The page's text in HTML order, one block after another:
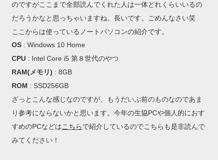
のですがここまで全部読んでくれた人は一体どれくらいいるの
だろうかなと思っちゃいますね。長いです。ごめんなさい笑
ここからは使っているノートパソコンの紹介です。
OS: Windows 10 Home
CPU: Intel Core i5 第８世代のやつ
RAM(メモリ) : 8GB
ROM : SSD256GB
ざっとこんな感じなのですが、もうだいぶ前のものなのであま
り参考にならないかと思います。今年の生協PCや個人的におす
すめのPCなどはこちらで紹介しているのでこちらも是非読んで
みてください！